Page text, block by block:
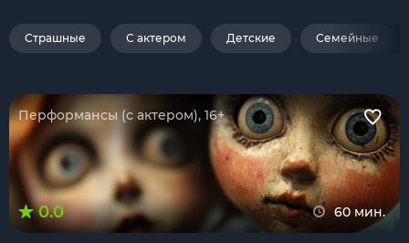
Страшные С актером Детские Семейные
Перформансы (с актером), 16+
0.0 60 мин.